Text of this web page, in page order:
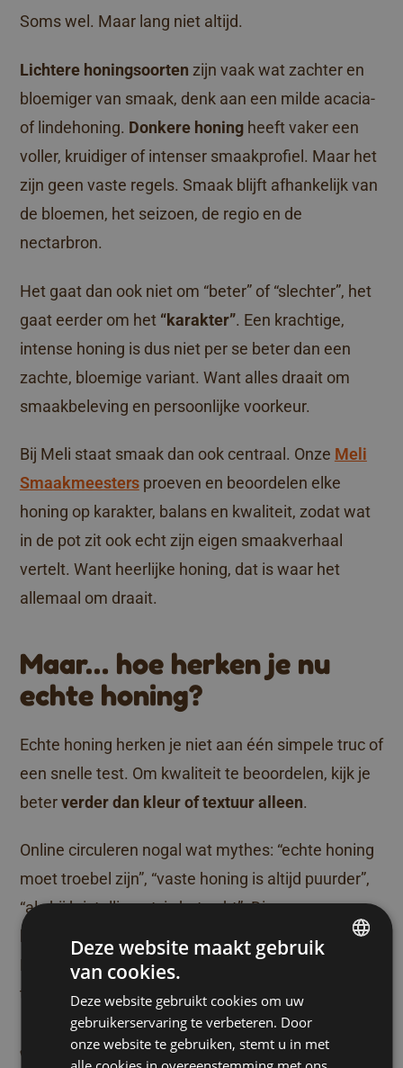
Soms wel. Maar lang niet altijd.
Lichtere honingsoorten zijn vaak wat zachter en
bloemiger van smaak, denk aan een milde acacia-
of lindehoning. Donkere honingheeft vaker een
voller, kruidiger of intenser smaakprofiel. Maar het
zijn geen vaste regels. Smaak blijft afhankelijk van
de bloemen, het seizoen, de regio en de
nectarbron.
Het gaat dan ook niet om “beter” of “slechter”, het
gaat eerder om het “karakter”. Een krachtige,
intense honing is dus niet per se beter dan een
zachte, bloemige variant. Want alles draait om
smaakbeleving en persoonlijke voorkeur.
Bij Meli staat smaak dan ook centraal. Onze Meli
Smaakmeestersproeven en beoordelen elke
honing op karakter, balans en kwaliteit, zodat wat
in de pot zit ook echt zijn eigen smaakverhaal
vertelt. Want heerlijke honing, dat is waar het
allemaal om draait.
Maar… hoe herken je nu
echte honing?
Echte honing herken je niet aan één simpele truc of
een snelle test. Om kwaliteit te beoordelen, kijk je
beterverder dan kleur of textuur alleen.
Online circuleren nogal wat mythes: “echte honing
moet troebel zijn”, “vaste honing is altijd puurder”,
“als hij kristalliseert, is het echt”. Die aannames
klinken logisch, maar ze kloppen lang niet altijd.
Echte honing kan er heel verschillend uitzien en
toch even natuurlijk en kwaliteitsvol zijn.
Waarop je dan wél moet
Deze website maakt gebruik
van cookies.
Deze website gebruikt cookies om uw
gebruikerservaring te verbeteren. Door
onze website te gebruiken, stemt u in met